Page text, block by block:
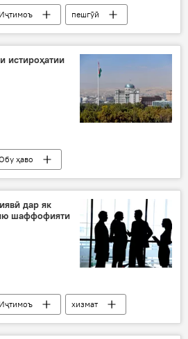
Иҷтимоъ
пешгӯӣ
барф
истироҳатии
ҳаво
гарму офтобӣ
дар як
шаффофияти
Иҷтимоъ
хизмат
давлатӣ